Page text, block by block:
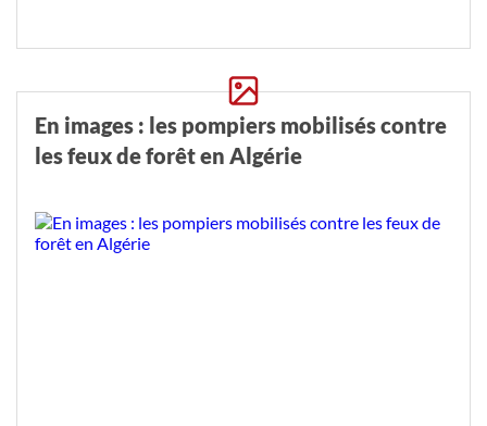
En images : les pompiers mobilisés contre
les feux de forêt en Algérie